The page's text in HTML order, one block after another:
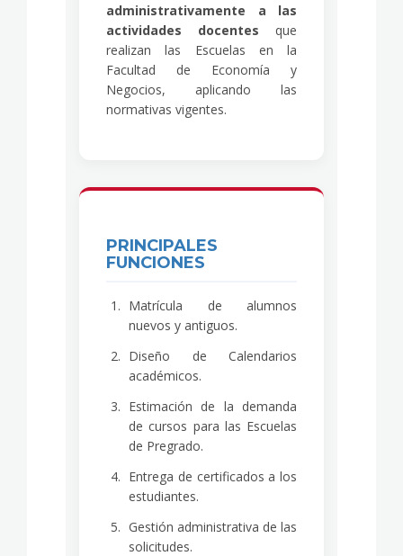
administrativamente a las
actividades docentes que
realizan las Escuelas en la
Facultad de Economía y
Negocios, aplicando las
normativas vigentes.
PRINCIPALES
FUNCIONES
Matrícula de alumnos
nuevos y antiguos.
Diseño de Calendarios
académicos.
Estimación de la demanda
de cursos para las Escuelas
de Pregrado.
Entrega de certificados a los
estudiantes.
Gestión administrativa de las
solicitudes.